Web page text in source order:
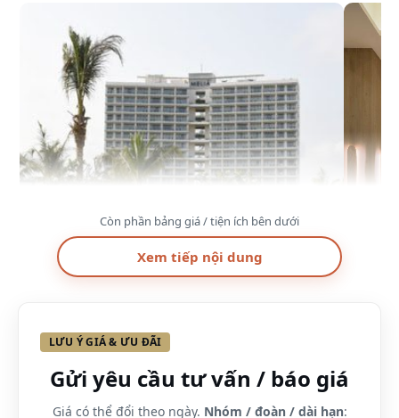
Combo 2 ngày 1 đêm (2n1d) Resort Melia Hồ Tràm
Còn phần bảng giá / tiện ích bên dưới
Xem tiếp nội dung
LƯU Ý GIÁ & ƯU ĐÃI
Gửi yêu cầu tư vấn / báo giá
Giá có thể đổi theo ngày. Nhóm / đoàn / dài hạn: